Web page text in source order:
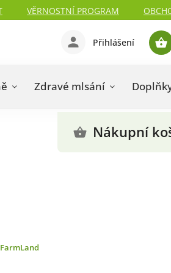
VĚRNOSTNÍ PROGRAM
Přihlášení
Zdravé mlsání
Nákupní
FarmLand